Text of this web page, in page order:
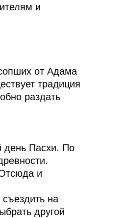
и
от Адама
традиция
раздать
день Пасхи. По
и
на
другой